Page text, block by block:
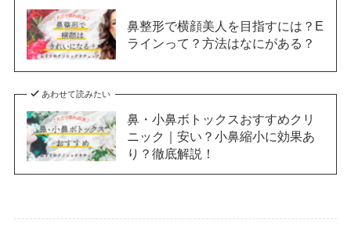
鼻整形で横顔美人を目指すには？E
ラインって？方法はなにがある？
あわせて読みたい
鼻・小鼻ボトックスおすすめクリ
ニック｜安い？小鼻縮小に効果あ
り？徹底解説！